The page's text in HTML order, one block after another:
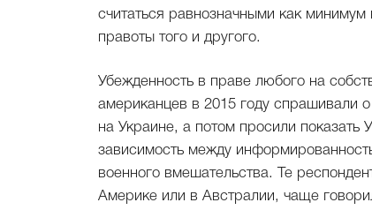
считаться равнозначными как минимум
правоты того и другого.
Убежденность в праве любого на
американцев в 2015 году спрашивали
на Украине, а потом просили показать
зависимость между
военного вмешательства. Те
Америке или в Австралии, чаще